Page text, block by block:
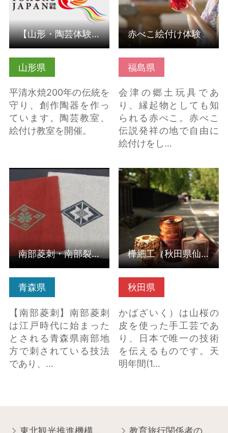
山形県
平清水焼200年の伝統を
守り、創作陶器を作っ
ています。陶芸教室、
絵付け教室を開催。
【山形・陶芸体験】平清水焼 七右ェ門窯
福島県
会津の郷土玩具であ
り、縁起物としても知
られる赤べこ。赤べこ
伝説発祥の地で自由に
絵付けをし…
赤べこ絵付け体験
青森県
【南部菱刺】南部菱刺
は江戸時代に始まった
とされる青森県南部地
方で刺されている技法
であり、…
南部菱刺・南部裂織 の
詳細はこちら
南部菱刺・南部裂織
秋田県
かばざいく）は山桜の
皮を使った手工芸であ
り、日本で唯一の技術
を伝えるものです。天
明年間(1…
樺細工（秋田県仙北
市） の詳細はこちら
樺細工（秋田県仙北市）
東北観光推進機構について 教育旅行関係者の皆様へ